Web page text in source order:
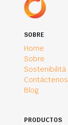
SOBRE
Home
Sobre
Sostenibilità
Contáctenos
Blog
PRODUCTOS